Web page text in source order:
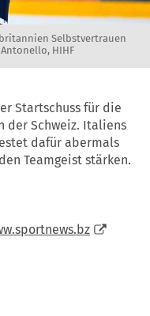
Selbstvertrauen
HIHF
Startschuss für die
der Schweiz. Italiens
dafür abermals
Teamgeist stärken.